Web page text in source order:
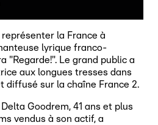
la France à
lyrique franco-
"Regarde!". Le grand public a
aux longues tresses dans
diffusé sur la chaîne France 2.
Goodrem, 41 ans et plus
vendus à son actif, a